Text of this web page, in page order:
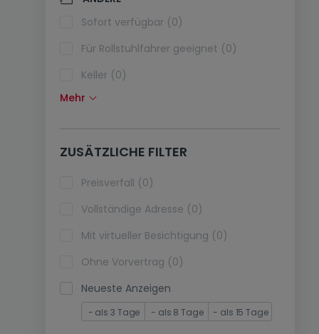
Klimaanlagen (0)
Glasfaser (0)
Sofort verfügbar (0)
Für Rollstuhlfahrer geeignet (0)
Keller (0)
Dachboden (0)
Fahrstuhl (0)
immobilienleibrente (0)
Ferienimmobilien (0)
Mehr
ZUSÄTZLICHE FILTER
Preisverfall (0)
Vollständige Adresse (0)
Mit virtueller Besichtigung (0)
Ohne Vorvertrag (0)
Neueste Anzeigen
- als 3 Tage - als 8 Tage - als 15 Tage